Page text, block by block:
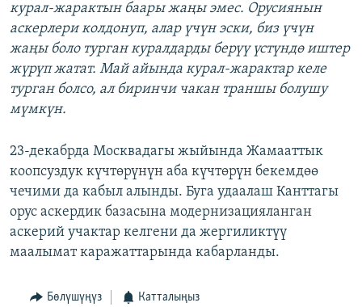
курал-жарактын баары жаңы эмес. Орусиянын
аскерлери колдонуп, алар үчүн эски, биз үчүн
жаңы боло турган куралдарды берүү үстүндө иштер
жүрүп жатат. Май айында курал-жарактар келе
турган болсо, ал биринчи чакан траншы болушу
мүмкүн.
23-декабрда Москвадагы жыйында Жамааттык
коопсуздук күчтөрүнүн аба күчтөрүн бекемдөө
чечими да кабыл алынды. Буга удаалаш Канттагы
орус аскердик базасына модернизацияланган
аскерий учактар келгени да жергиликтүү
маалымат каражаттарында кабарланды.
Бөлүшүңүз Катталыңыз